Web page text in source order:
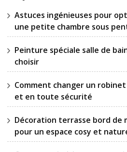
Astuces ingénieuses pour
une petite chambre sous
Peinture spéciale salle de
choisir
Comment changer un
et en toute sécurité
Décoration terrasse bord de
pour un espace cosy et